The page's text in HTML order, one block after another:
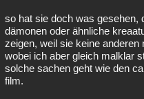
so hat sie doch was gesehen,
dämonen oder ähnliche
zeigen, weil sie keine
wobei ich aber gleich malklar
solche sachen geht wie den
film.